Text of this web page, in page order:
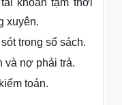
khoản tạm thời
xuyên.
trong sổ sách.
và nợ phải trả.
toán.